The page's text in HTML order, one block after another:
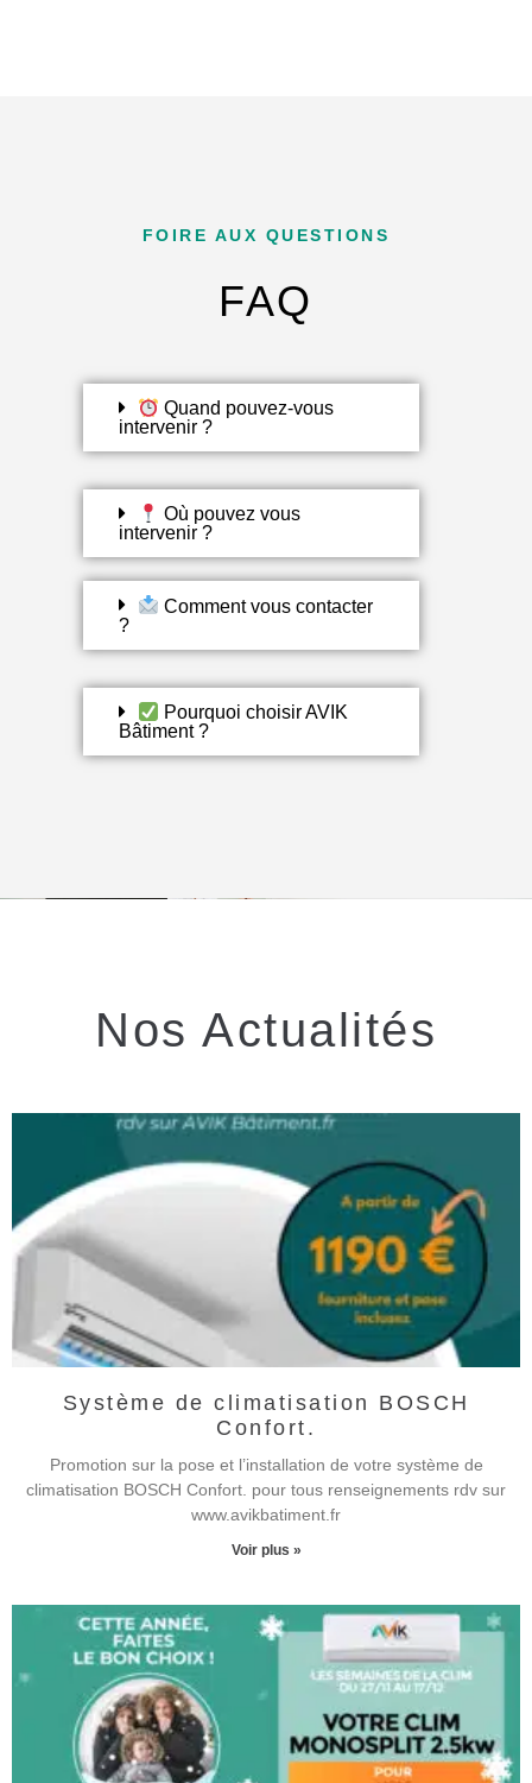
FOIRE AUX QUESTIONS
FAQ
Quand pouvez-vous
intervenir ?
Où pouvez vous
intervenir ?
Comment vous contacter
?
Pourquoi choisir AVIK
Bâtiment ?
Nos Actualités
Système de climatisation BOSCH
Confort.
Promotion sur la pose et l’installation de votre système de
climatisation BOSCH Confort. pour tous renseignements rdv sur
www.avikbatiment.fr
Voir plus »